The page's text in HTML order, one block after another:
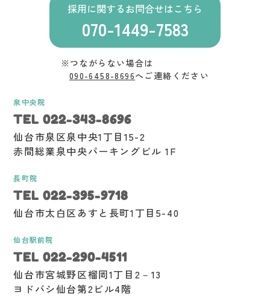
採用に関するお問合せはこちら
070-1449-7583
※つながらない場合は
090-6458-8696へご連絡ください
泉中央院
TEL 022-343-8696
仙台市泉区泉中央1丁目15-2
赤間総業泉中央パーキングビル 1F
長町院
TEL 022-395-9718
仙台市太白区あすと長町1丁目5-40
仙台駅前院
TEL 022-290-4511
仙台市宮城野区榴岡1丁目2－13
ヨドバシ仙台第2ビル4階